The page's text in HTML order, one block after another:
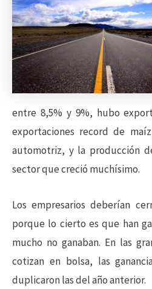
entre 8,5% y 9%, hubo
exportaciones record de
automotriz, y la producción
sector que creció muchísimo.
Los empresarios deberían
porque lo cierto es que han
mucho no ganaban. En las
cotizan en bolsa, las
duplicaron las del año anterior.